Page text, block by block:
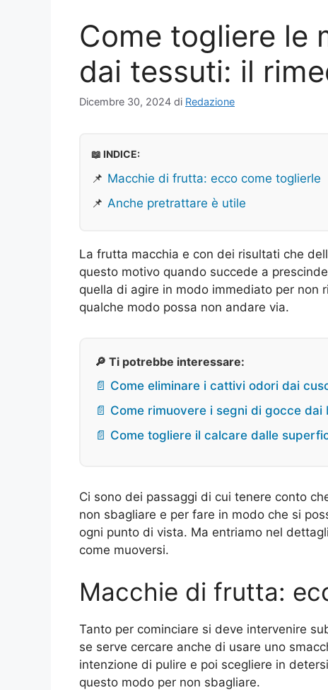
Come togliere le
dai tessuti: il
Dicembre 30, 2024 di Redazione
📖 INDICE:
📌 Macchie di frutta: ecco come toglierle
📌 Anche pretrattare è utile
La frutta macchia e con dei risultati che
questo motivo quando succede a
quella di agire in modo immediato per non
qualche modo possa non andare via.
🔎 Ti potrebbe interessare:
📄 Come eliminare i cattivi odori dai
📄 Come rimuovere i segni di gocce
📄 Come togliere il calcare dalle
Ci sono dei passaggi di cui tenere conto
non sbagliare e per fare in modo che si
ogni punto di vista. Ma entriamo nel
come muoversi.
Macchie di frutta:
Tanto per cominciare si deve intervenire
se serve cercare anche di usare uno
intenzione di pulire e poi scegliere in
questo modo per non sbagliare.